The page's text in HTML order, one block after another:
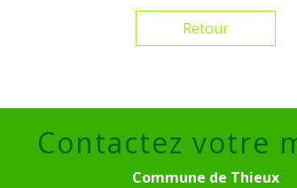
Retour
Contactez votre
Commune de Thieux